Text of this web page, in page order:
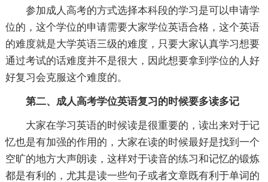
参加成人高考的方式选择本科段的学习是可以申请学
位的，这个学位的申请需要大家学位英语合格，这个英语
的难度就是大学英语三级的难度，只要大家认真学习想要
通过考试的话难度并不是很大，因此想要拿到学位的人好
好复习会克服这个难度的。
第二、成人高考学位英语复习的时候要多读多记
大家在学习英语的时候读是很重要的，读出来对于记
忆也是有加强的作用的，大家在读的时候最好是找到一个
空旷的地方大声朗读，这样对于读音的练习和记忆的锻炼
都是有利的，尤其是读一些句子或者文章既有利于单词的